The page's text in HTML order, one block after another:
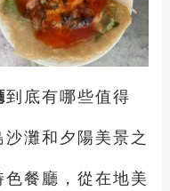
到底有哪些值得
灘和夕陽美景之
餐廳，從在地美